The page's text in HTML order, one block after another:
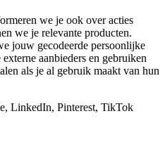
we je ook over acties
we je relevante producten.
jouw gecodeerde persoonlijke
aanbieders en gebruiken
als je al gebruik maakt van hun
LinkedIn, Pinterest, TikTok